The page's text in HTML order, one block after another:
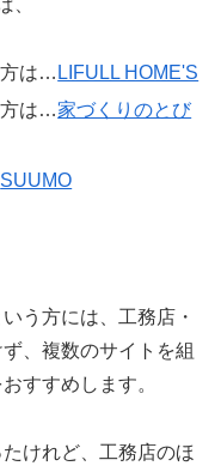
、
方は… LIFULL HOME'S
方は…家づくりのとび
SUUMO
う方には、工務店・
、複数のサイトを組
すすめします。
けれど、工務店のほ